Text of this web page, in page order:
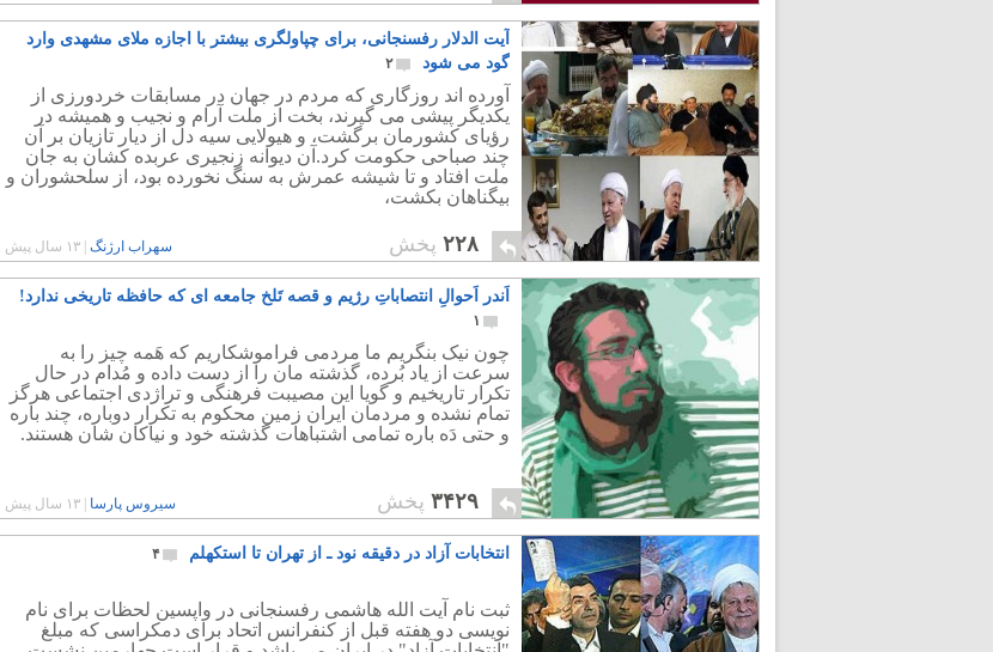
آیت الدلار رفسنجانی، برای چپاولگری بیشتر با اجازه ملای مشهدی وارد
گود می شود
۲
آورده اند روزگاری که مردم در جهان در مسابقات خردورزی از
یکدیگر پیشی می گیرند، بخت از ملت آرام و نجیب و همیشه در
رؤیای کشورمان برگشت، و هیولایی سیه دل از دیار تازیان بر آن
چند صباحی حکومت کرد.آن دیوانه زنجیری عربده کشان به جان
ملت افتاد و تا شیشه عمرش به سنگ نخورده بود، از سلحشوران و
بیگناهان بکشت،
۲۲۸ پخش سهراب ارژنگ ۱۳ سال پیش
اَندر اَحوالِ انتصاباتِ رژیم و قصه تَلخ جامعه ای که حافظه تاریخی ندارد!
۱
چون نیک بنگریم ما مردمی فراموشکاریم که هَمه چیز را به
سرعت از یاد بُرده، گذشته مان را از دست داده و مُدام در حال
تکرار تاریخیم و گویا این مصیبت فرهنگی و تراژدی اجتماعی هرگز
تمام نشده و مردمان ایران زمین محکوم به تکرار دوباره، چند باره
و حتی دَه باره تمامی اشتباهات گذشته خود و نیاکان شان هستند.
۳۴۲۹ پخش سیروس پارسا ۱۳ سال پیش
انتخابات آزاد در دقیقه نود ـ از تهران تا استکهلم ۴
ثبت نام آیت الله هاشمی رفسنجانی در واپسین لحظات برای نام
نویسی دو هفته قبل از کنفرانس اتحاد برای دمکراسی که مبلغ